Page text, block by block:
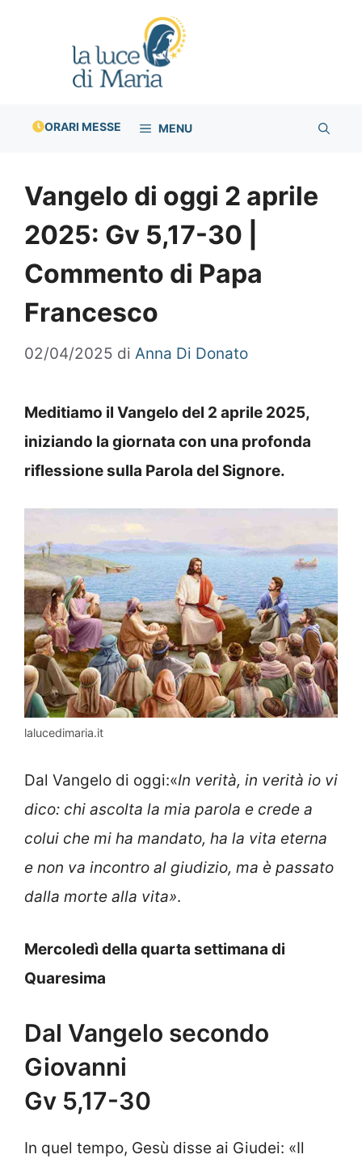
ORARI MESSE MENU
Vangelo di oggi 2 aprile
2025: Gv 5,17-30 |
Commento di Papa
Francesco
02/04/2025 di Anna Di Donato
Meditiamo il Vangelo del 2 aprile 2025,
iniziando la giornata con una profonda
riflessione sulla Parola del Signore.
lalucedimaria.it
Dal Vangelo di oggi:«In verità, in verità io vi
dico: chi ascolta la mia parola e crede a
colui che mi ha mandato, ha la vita eterna
e non va incontro al giudizio, ma è passato
dalla morte alla vita».
Mercoledì della quarta settimana di
Quaresima
Dal Vangelo secondo
Giovanni
Gv 5,17-30
In quel tempo, Gesù disse ai Giudei: «Il